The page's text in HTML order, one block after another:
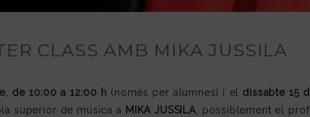
CLASS AMB MIKA JUSSILA
de 10:00 a 12:00 h (només per alumnes) i el dissabte 15
superior de música a MIKA JUSSILA, possiblement el